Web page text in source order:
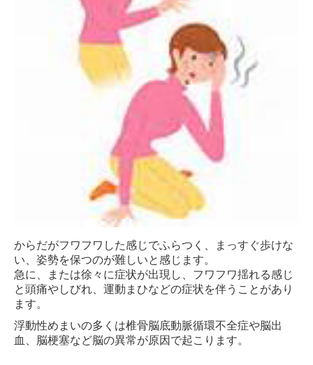
からだがフワフワした感じでふらつく、まっすぐ歩けな
い、姿勢を保つのが難しいと感じます。
急に、または徐々に症状が出現し、フワフワ揺れる感じ
と頭痛やしびれ、運動まひなどの症状を伴うことがあり
ます。
浮動性めまいの多くは椎骨脳底動脈循環不全症や脳出
血、脳梗塞など脳の異常が原因で起こります。